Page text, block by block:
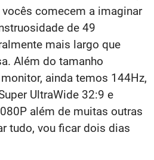
comecem a imaginar
de 49
mais largo que
Além do tamanho
ainda temos 144Hz,
UltraWide 32:9 e
além de muitas outras
tudo, vou ficar dois dias